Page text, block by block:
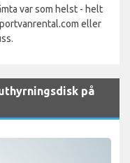
var som helst - helt
eller
på